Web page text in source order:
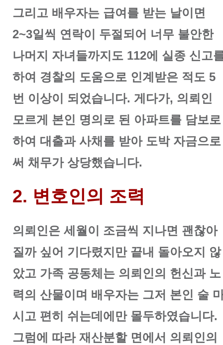
그리고 배우자는 급여를 받는 날이면
2~3일씩 연락이 두절되어 너무 불안한
나머지 자녀들까지도 112에 실종 신고
하여 경찰의 도움으로 인계받은 적도 5
번 이상이 되었습니다. 게다가, 의뢰인
모르게 본인 명의로 된 아파트를 담보로
하여 대출과 사채를 받아 도박 자금으로
써 채무가 상당했습니다.
2. 변호인의 조력
의뢰인은 세월이 조금씩 지나면 괜찮아
질까 싶어 기다렸지만 끝내 돌아오지 않
았고 가족 공동체는 의뢰인의 헌신과 노
력의 산물이며 배우자는 그저 본인 술
시고 편히 쉬는데에만 몰두하였습니다.
그럼에 따라 재산분할 면에서 의뢰인의